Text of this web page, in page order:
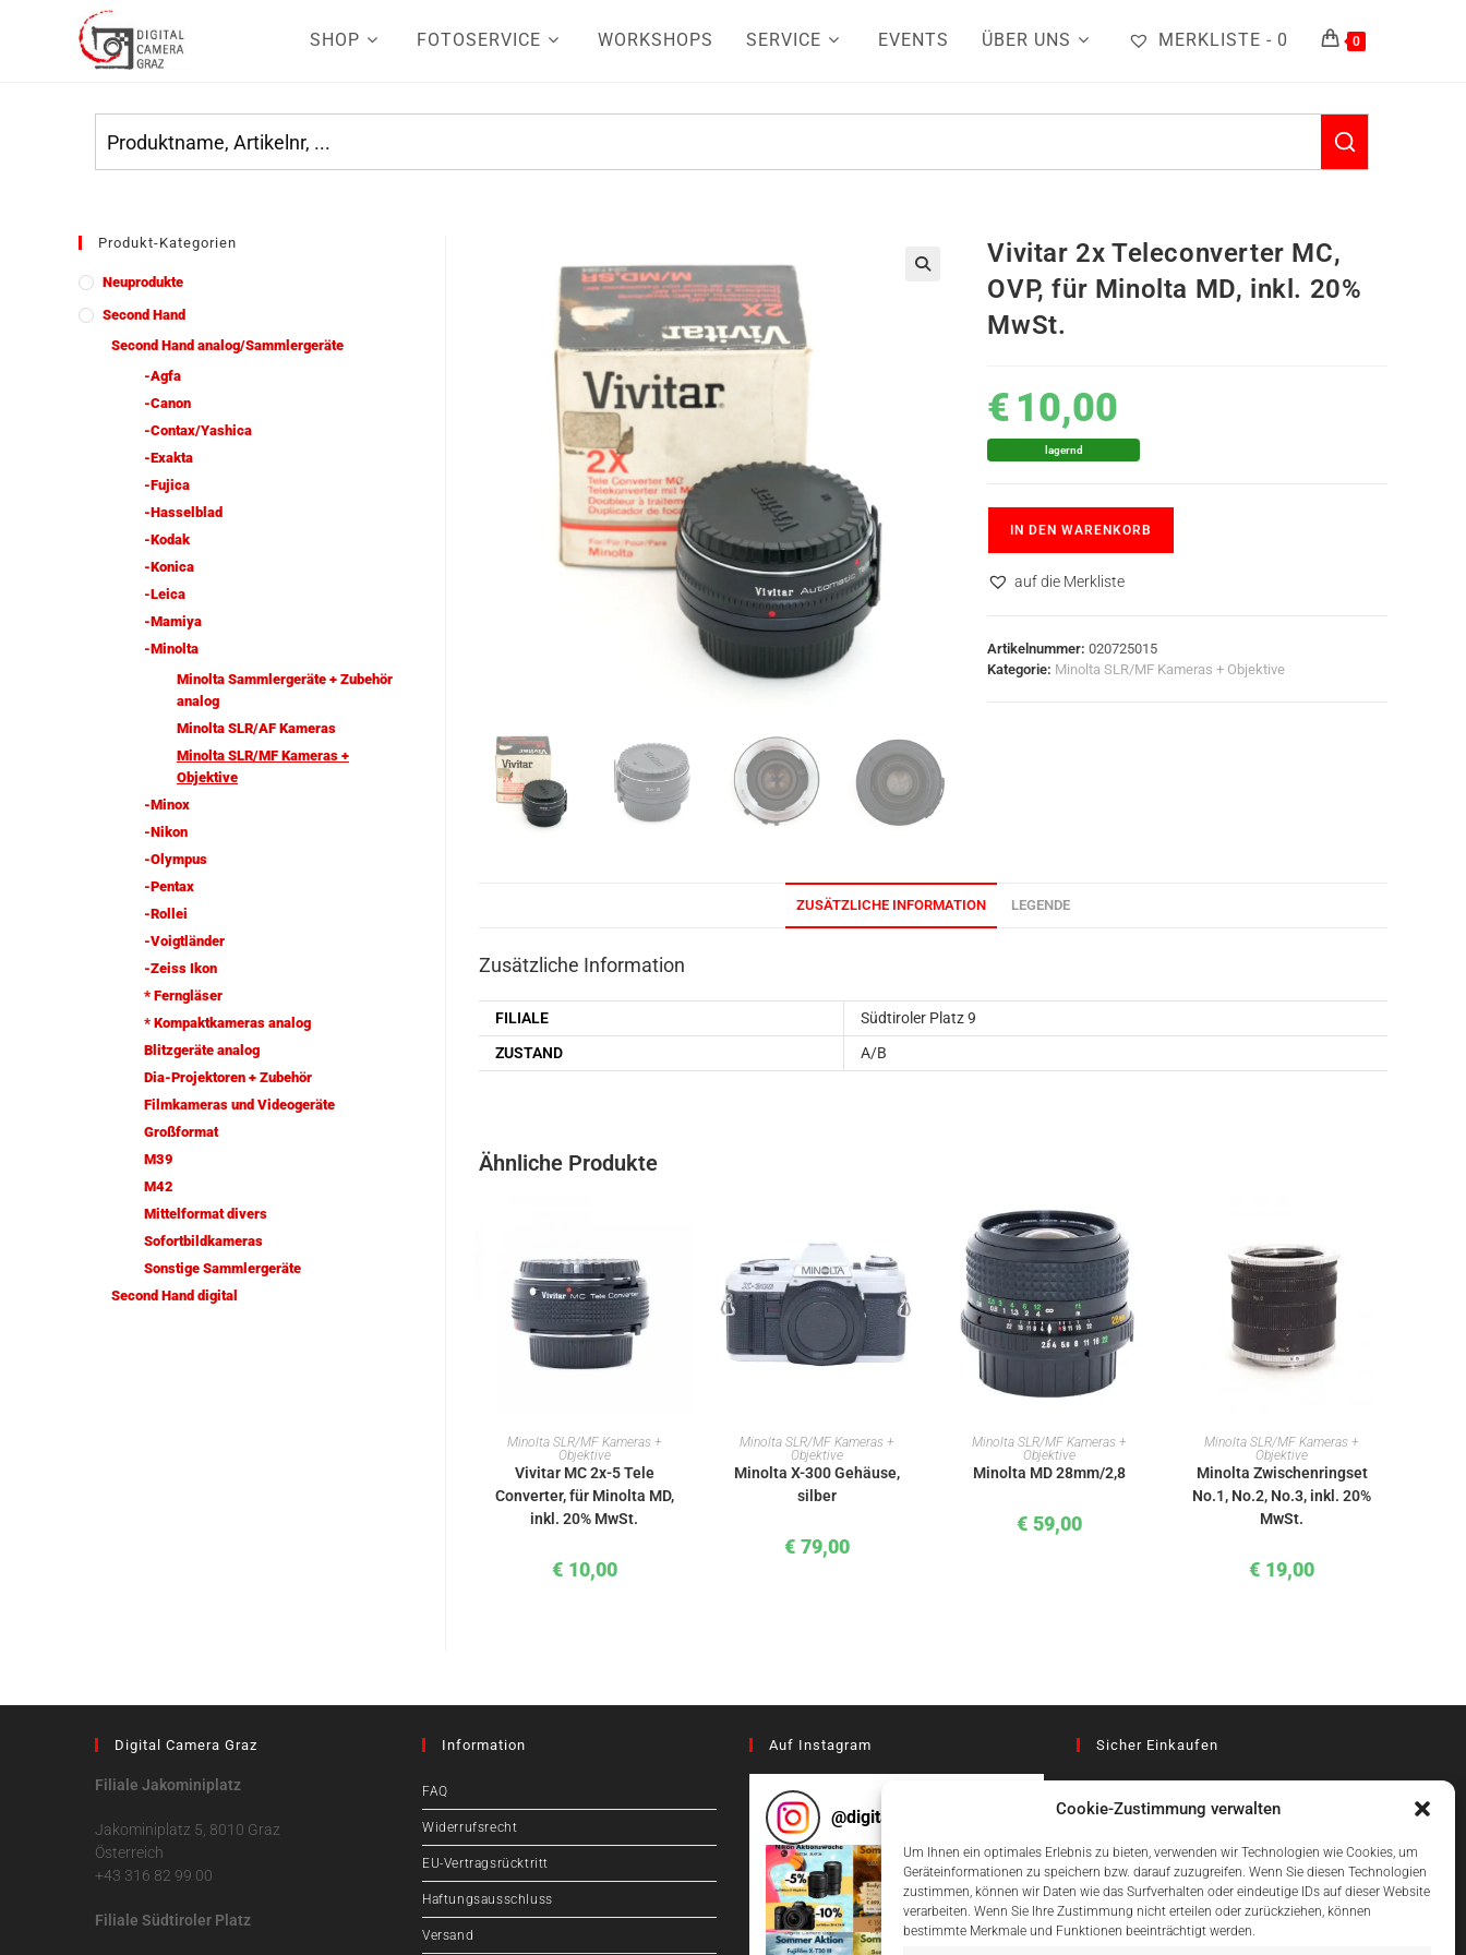
Cookie-Zustimmung verwalten
Um Ihnen ein optimales Erlebnis zu bieten, verwenden wir Technologien wie Cookies, um
Geräteinformationen zu speichern bzw. darauf zuzugreifen. Wenn Sie diesen Technologien
zustimmen, können wir Daten wie das Surfverhalten oder eindeutige IDs auf dieser Website
verarbeiten. Wenn Sie Ihre Zustimmung nicht erteilen oder zurückziehen, können
bestimmte Merkmale und Funktionen beeinträchtigt werden.
SHOP FOTOSERVICE WORKSHOPS SERVICE EVENTS ÜBER UNS MERKLISTE - 0 0
Vivitar 2x Teleconverter MC,
OVP, für Minolta MD, inkl. 20%
MwSt.
€ 10,00
lagernd
IN DEN WARENKORB
auf die Merkliste
Artikelnummer:020725015
Kategorie: Minolta SLR/MF Kameras + Objektive
ZUSÄTZLICHE INFORMATION LEGENDE
Zusätzliche Information
FILIALE
Südtiroler Platz 9
ZUSTAND
A/B
Ähnliche Produkte
IN DEN WARENKORB
Minolta SLR/MF Kameras +
Objektive
Vivitar MC 2x-5 Tele
Converter, für Minolta MD,
inkl. 20% MwSt.
€ 10,00
IN DEN WARENKORB
Minolta SLR/MF Kameras +
Objektive
Minolta X-300 Gehäuse,
silber
€ 79,00
IN DEN WARENKORB
Minolta SLR/MF Kameras +
Objektive
Minolta MD 28mm/2,8
€ 59,00
IN DEN WARENKORB
Minolta SLR/MF Kameras +
Objektive
Minolta Zwischenringset
No.1, No.2, No.3, inkl. 20%
MwSt.
€ 19,00
Produkt-Kategorien
Neuprodukte
Second Hand
Second Hand analog/Sammlergeräte
-Agfa
-Canon
-Contax/Yashica
-Exakta
-Fujica
-Hasselblad
-Kodak
-Konica
-Leica
-Mamiya
-Minolta
Minolta Sammlergeräte + Zubehör
analog
Minolta SLR/AF Kameras
Minolta SLR/MF Kameras +
Objektive
-Minox
-Nikon
-Olympus
-Pentax
-Rollei
-Voigtländer
-Zeiss Ikon
* Ferngläser
* Kompaktkameras analog
Blitzgeräte analog
Dia-Projektoren + Zubehör
Filmkameras und Videogeräte
Großformat
M39
M42
Mittelformat divers
Sofortbildkameras
Sonstige Sammlergeräte
Second Hand digital
Digital Camera Graz
Filiale Jakominiplatz
Jakominiplatz 5, 8010 Graz
Österreich
+43 316 82 99 00
Filiale Südtiroler Platz
Information
FAQ
Widerrufsrecht
EU-Vertragsrücktritt
Haftungsausschluss
Versand
Auf Instagram
@digitalcameragraz
Sicher Einkaufen
Einfach Online Bezahlen